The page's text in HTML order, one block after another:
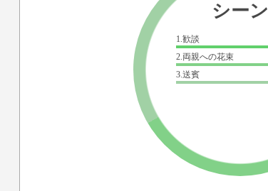
シーン
1.歓談
2.両親への花束
3.送賓